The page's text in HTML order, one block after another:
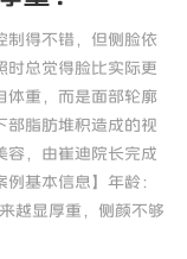
制得不错，但侧脸依
时总觉得脸比实际更
体重，而是面部轮廓
部脂肪堆积造成的视
容，由崔迪院长完成
基本信息】年龄：
越显厚重，侧颜不够